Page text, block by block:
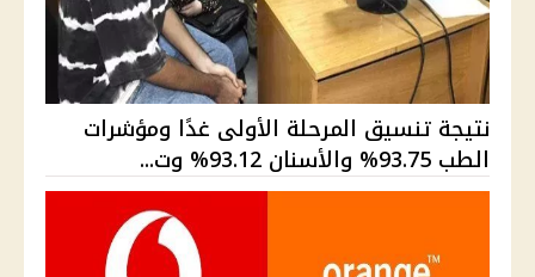
نتيجة تنسيق المرحلة الأولى غدًا ومؤشرات
الطب 93.75% والأسنان 93.12% وت...